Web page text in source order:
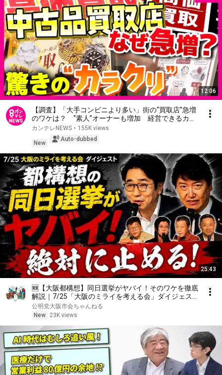
12:06
【調査】「大手コンビニより多い」街の“買取店”急増
のワケは？ “素人”オーナーも増加 経営できるカラ
クリは 「プロの目利き」は本社任せ 一方でトラブ
ルも増加｜newsランナー〈カンテレNEWS〉
カンテレNEWS • 155K views
New
Auto-dubbed
25:43
🆕【大阪都構想】同日選挙がヤバイ！そのワケを徹底
解説｜7/25「大阪のミライを考える会」ダイジェス
ト
公明党大阪市会ちゃんねる
New
23K views